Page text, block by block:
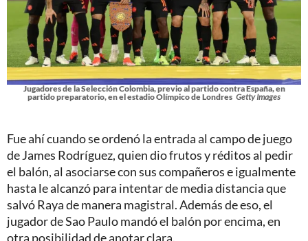
Jugadores de la Selección Colombia, previo al partido contra España, en
partido preparatorio, en el estadio Olímpico de Londres Getty Images
Fue ahí cuando se ordenó la entrada al campo de juego
de James Rodríguez, quien dio frutos y réditos al pedir
el balón, al asociarse con sus compañeros e igualmente
hasta le alcanzó para intentar de media distancia que
salvó Raya de manera magistral. Además de eso, el
jugador de Sao Paulo mandó el balón por encima, en
otra posibilidad de anotar clara.